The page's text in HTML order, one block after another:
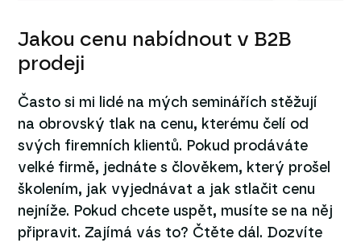
Jakou cenu nabídnout v B2B
prodeji
Často si mi lidé na mých seminářích stěžují
na obrovský tlak na cenu, kterému čelí od
svých firemních klientů. Pokud prodáváte
velké firmě, jednáte s člověkem, který prošel
školením, jak vyjednávat a jak stlačit cenu
nejníže. Pokud chcete uspět, musíte se na něj
připravit. Zajímá vás to? Čtěte dál. Dozvíte